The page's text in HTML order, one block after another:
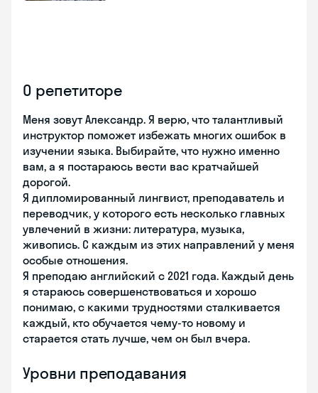
О репетиторе
Меня зовут Александр. Я верю, что талантливый
инструктор поможет избежать многих ошибок в
изучении языка. Выбирайте, что нужно именно
вам, а я постараюсь вести вас кратчайшей
дорогой.
Я дипломированный лингвист, преподаватель и
переводчик, у которого есть несколько главных
увлечений в жизни: литература, музыка,
живопись. С каждым из этих направлений у меня
особые отношения.
Я преподаю английский с 2021 года. Каждый день
я стараюсь совершенствоваться и хорошо
понимаю, с какими трудностями сталкивается
каждый, кто обучается чему-то новому и
старается стать лучше, чем он был вчера.
Уровни преподавания